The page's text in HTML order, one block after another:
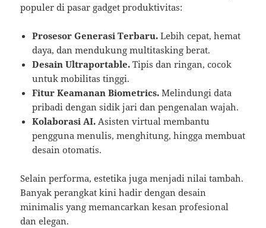
populer di pasar gadget produktivitas:
Prosesor Generasi Terbaru. Lebih cepat, hemat
daya, dan mendukung multitasking berat.
Desain Ultraportable. Tipis dan ringan, cocok
untuk mobilitas tinggi.
Fitur Keamanan Biometrics. Melindungi data
pribadi dengan sidik jari dan pengenalan wajah.
Kolaborasi AI. Asisten virtual membantu
pengguna menulis, menghitung, hingga membuat
desain otomatis.
Selain performa, estetika juga menjadi nilai tambah.
Banyak perangkat kini hadir dengan desain
minimalis yang memancarkan kesan profesional
dan elegan.